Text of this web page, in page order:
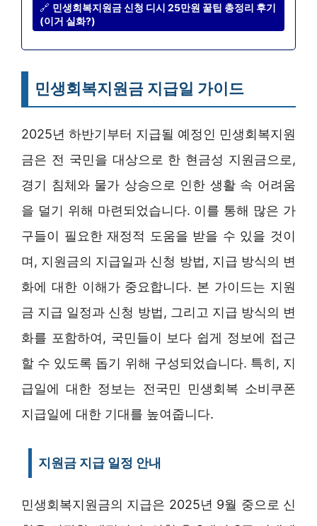
🔗 민생회복지원금 신청 디시 25만원 꿀팁 총정리 후기
(이거 실화?)
민생회복지원금 지급일 가이드
2025년 하반기부터 지급될 예정인 민생회복지원
금은 전 국민을 대상으로 한 현금성 지원금으로,
경기 침체와 물가 상승으로 인한 생활 속 어려움
을 덜기 위해 마련되었습니다. 이를 통해 많은 가
구들이 필요한 재정적 도움을 받을 수 있을 것이
며, 지원금의 지급일과 신청 방법, 지급 방식의 변
화에 대한 이해가 중요합니다. 본 가이드는 지원
금 지급 일정과 신청 방법, 그리고 지급 방식의 변
화를 포함하여, 국민들이 보다 쉽게 정보에 접근
할 수 있도록 돕기 위해 구성되었습니다. 특히, 지
급일에 대한 정보는 전국민 민생회복 소비쿠폰
지급일에 대한 기대를 높여줍니다.
지원금 지급 일정 안내
민생회복지원금의 지급은 2025년 9월 중으로 신